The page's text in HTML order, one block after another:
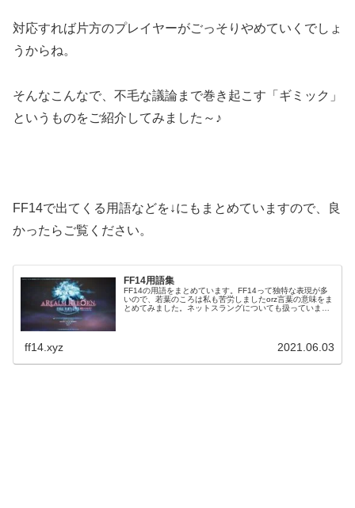
対応すれば片方のプレイヤーがごっそりやめていくでしょ
うからね。
そんなこんなで、不毛な議論まで巻き起こす「ギミック」
というものをご紹介してみました～♪
FF14で出てくる用語などを↓にもまとめていますので、良
かったらご覧ください。
FF14用語集
FF14の用語をまとめています。FF14って独特な表現が多
いので、若葉のころは私も苦労しましたorz言葉の意味をま
とめてみました。ネットスラングについても扱っています
ff14.xyz 2021.06.03